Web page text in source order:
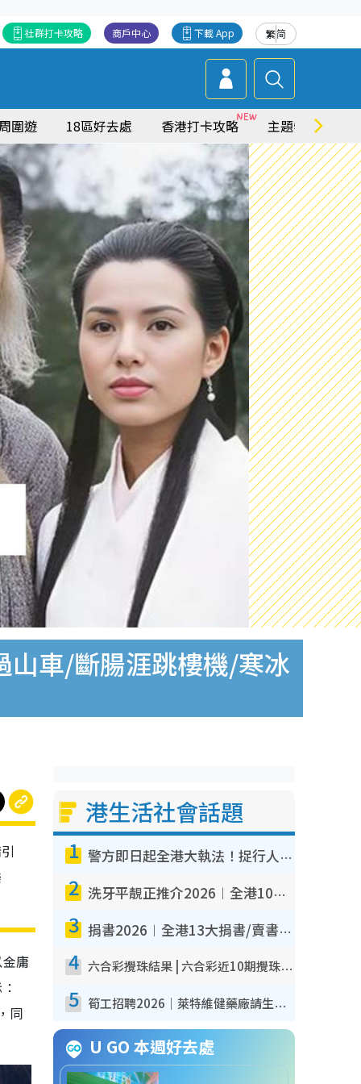
繁简
下載 App
商戶中心
社群打卡攻略
圍遊 18區好去處 香港打卡攻略 主題特集
山車/斷腸涯跳樓機/寒冰
庸
同
港生活社會話題
1 警方即日起全港大執法！捉行人亂過馬路+司機不專注駕駛！亂過馬路罰$2000
2 洗牙平靚正推介2026︱全港10大牙科診所/醫院懶人包 夜診至8點/鎮靜潔牙/醫療券適用
3 捐書2026︱全港13大捐書/賣書地點懶人包 二手課本最高$150＋舊書換免費咖啡/戲票
4 六合彩攪珠結果 | 六合彩近10期攪珠結果出爐+ 近30期最旺熱門中獎號碼
5 筍工招聘2026｜萊特維健藥廠請生產操作員！月薪高達$1.7萬 冷氣廠房/五天工作/保證雙糧
U GO 本週好去處